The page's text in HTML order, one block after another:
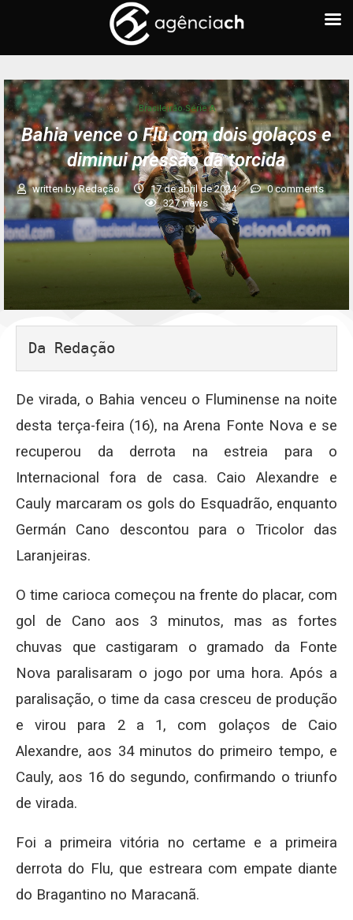
Brasileirão Série A
Bahia vence o Flu com dois golaços e
diminui pressão da torcida
written byRedação 17 de abril de 2024
0 comments
327views
Da Redação
De virada, o Bahia venceu o Fluminense na noite
desta terça-feira (16), na Arena Fonte Nova e se
recuperou da derrota na estreia para o
Internacional fora de casa. Caio Alexandre e
Cauly marcaram os gols do Esquadrão, enquanto
Germán Cano descontou para o Tricolor das
Laranjeiras.
O time carioca começou na frente do placar, com
gol de Cano aos 3 minutos, mas as fortes
chuvas que castigaram o gramado da Fonte
Nova paralisaram o jogo por uma hora. Após a
paralisação, o time da casa cresceu de produção
e virou para 2 a 1, com golaços de Caio
Alexandre, aos 34 minutos do primeiro tempo, e
Cauly, aos 16 do segundo, confirmando o triunfo
de virada.
Foi a primeira vitória no certame e a primeira
derrota do Flu, que estreara com empate diante
do Bragantino no Maracanã.